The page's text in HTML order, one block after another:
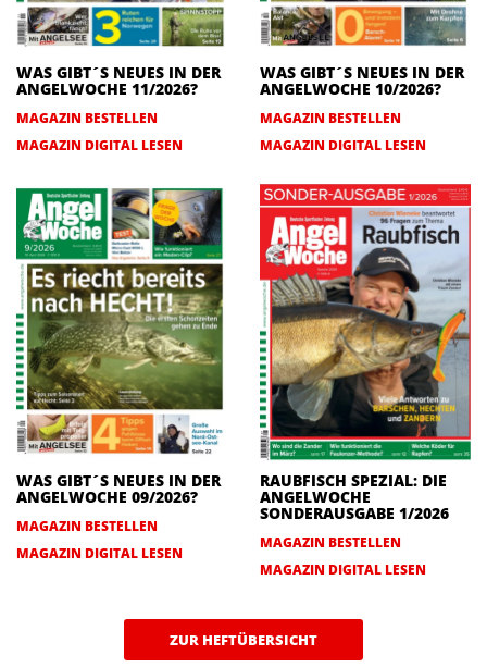
WAS GIBT´S NEUES IN DER
ANGELWOCHE 11/2026?
MAGAZIN BESTELLEN
MAGAZIN DIGITAL LESEN
WAS GIBT´S NEUES IN DER
ANGELWOCHE 10/2026?
MAGAZIN BESTELLEN
MAGAZIN DIGITAL LESEN
WAS GIBT´S NEUES IN DER
ANGELWOCHE 09/2026?
MAGAZIN BESTELLEN
MAGAZIN DIGITAL LESEN
RAUBFISCH SPEZIAL: DIE
ANGELWOCHE
SONDERAUSGABE 1/2026
MAGAZIN BESTELLEN
MAGAZIN DIGITAL LESEN
ZUR HEFTÜBERSICHT